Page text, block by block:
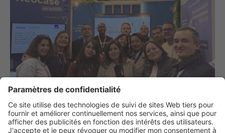
Retour sur notre participation au
salon HR Technologies France